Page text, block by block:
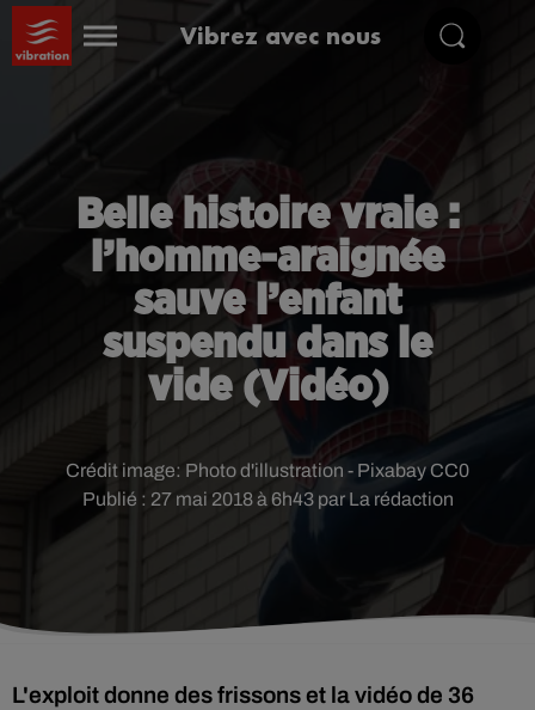
Vibrez avec nous
Belle histoire vraie :
l’homme-araignée
sauve l’enfant
suspendu dans le
vide (Vidéo)
Publié : 27 mai 2018 à 6h43 par La rédaction
Crédit image: Photo d'illustration - Pixabay CC0
L'exploit donne des frissons et la vidéo de 36